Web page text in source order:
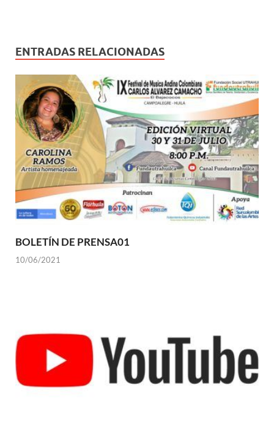
ENTRADAS RELACIONADAS
BOLETÍN DE PRENSA01
10/06/2021